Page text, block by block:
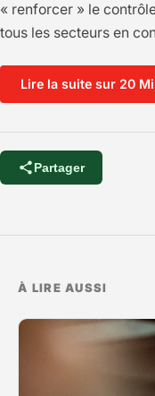
« renforcer » le
tous les secteurs en
Lire la suite sur 20
Partager
À LIRE AUSSI